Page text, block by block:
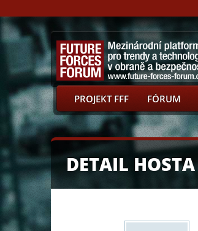
PROJEKT FFF FÓRUM
DETAIL HOSTA